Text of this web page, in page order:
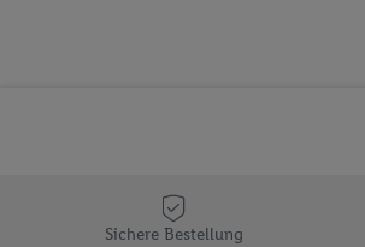
Sichere Bestellung